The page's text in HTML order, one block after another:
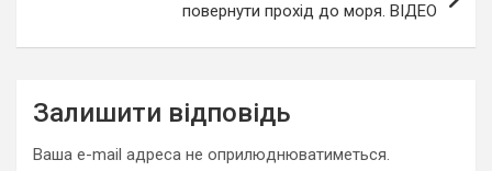
повернути прохід до моря. ВІДЕО
Залишити відповідь
Ваша e-mail адреса не оприлюднюватиметься.